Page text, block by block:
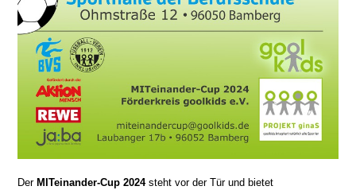
Der MITeinander-Cup 2024 steht vor der Tür und bietet